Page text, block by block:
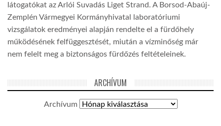
látogatókat az Arlói Suvadás Liget Strand. A Borsod-Abaúj-
Zemplén Vármegyei Kormányhivatal laboratóriumi
vizsgálatok eredményei alapján rendelte el a fürdőhely
működésének felfüggesztését, miután a vízminőség már
nem felelt meg a biztonságos fürdőzés feltételeinek.
ARCHÍVUM
Archívum